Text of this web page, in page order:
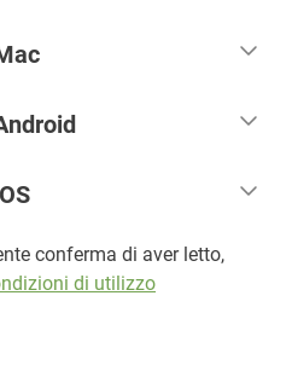
conferma di aver letto,
di utilizzo